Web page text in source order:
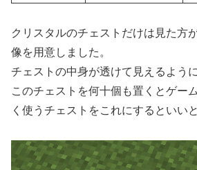
クリスタルのチェストだけは見た方
像を用意しました。
チェストの中身が透けて見えるよう
このチェストを何十個も置くとゲー
く使うチェストをこれにするといい